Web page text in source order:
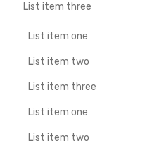
List item three
List item one
List item two
List item three
List item one
List item two